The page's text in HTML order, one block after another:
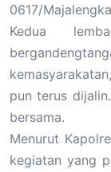
0617/
Kedua
pun terus
bersama.
Menurut
kegiatan yang